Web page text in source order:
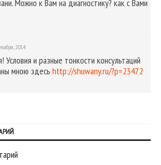
Можно к Вам на диагностику? как с Вами
2014
и разные тонкости консультаций
мною здесь http://shuwany.ru/?p=23472